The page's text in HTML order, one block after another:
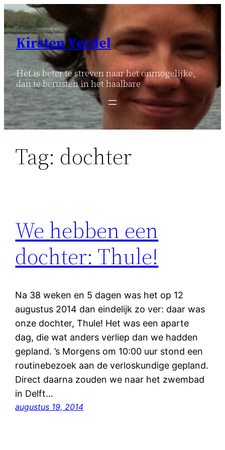
Ga
naar
inhoud
Kirsten Verdel
Het is beter te streven naar het onmogelijke,
dan te berusten in het haalbare
Tag: dochter
We hebben een
dochter: Thule!
Na 38 weken en 5 dagen was het op 12
augustus 2014 dan eindelijk zo ver: daar was
onze dochter, Thule! Het was een aparte
dag, die wat anders verliep dan we hadden
gepland. ’s Morgens om 10:00 uur stond een
routinebezoek aan de verloskundige gepland.
Direct daarna zouden we naar het zwembad
in Delft…
augustus 19, 2014